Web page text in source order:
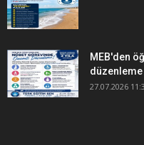
MEB'den
düzenleme
27.07.2026